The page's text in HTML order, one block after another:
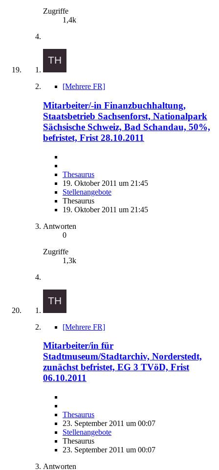
Zugriffe
1,4k
[Mehrere FR]
Mitarbeiter/-in Finanzbuchhaltung,
Staatsbetrieb Sachsenforst, Nationalpark
Sächsische Schweiz, Bad Schandau, 50%,
befristet, Frist 28.10.2011
Thesaurus
19. Oktober 2011 um 21:45
Stellenangebote
Thesaurus
19. Oktober 2011 um 21:45
Antworten
0
Zugriffe
1,3k
[Mehrere FR]
Mitarbeiter/in für
Stadtmuseum/Stadtarchiv, Norderstedt,
zunächst befristet, EG 3 TVöD, Frist
06.10.2011
Thesaurus
23. September 2011 um 00:07
Stellenangebote
Thesaurus
23. September 2011 um 00:07
Antworten